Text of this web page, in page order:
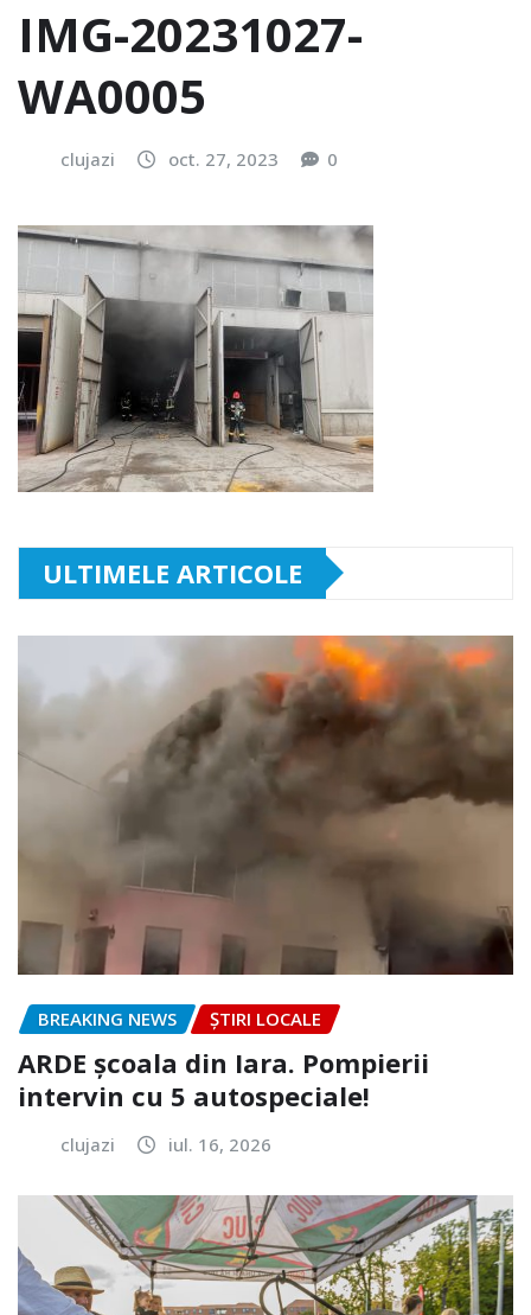
IMG-20231027-
WA0005
clujazi oct. 27, 2023 0
ULTIMELE ARTICOLE
BREAKING NEWS ȘTIRI LOCALE
ARDE școala din Iara. Pompierii
intervin cu 5 autospeciale!
clujazi iul. 16, 2026